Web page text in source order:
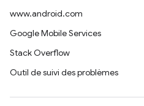
www.android.com
Google Mobile Services
Stack Overflow
Outil de suivi des problèmes